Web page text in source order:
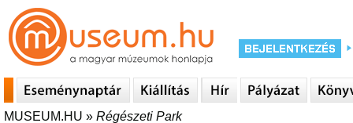
MUSEUM.HU » Régészeti Park